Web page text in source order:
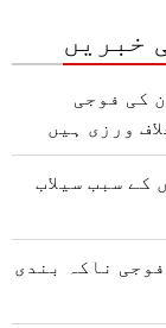
خبریں
کی فوجی
ورزی ہیں
کے سبب سیلاب
ناکہ بندی